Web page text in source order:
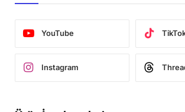
YouTube
Instagram